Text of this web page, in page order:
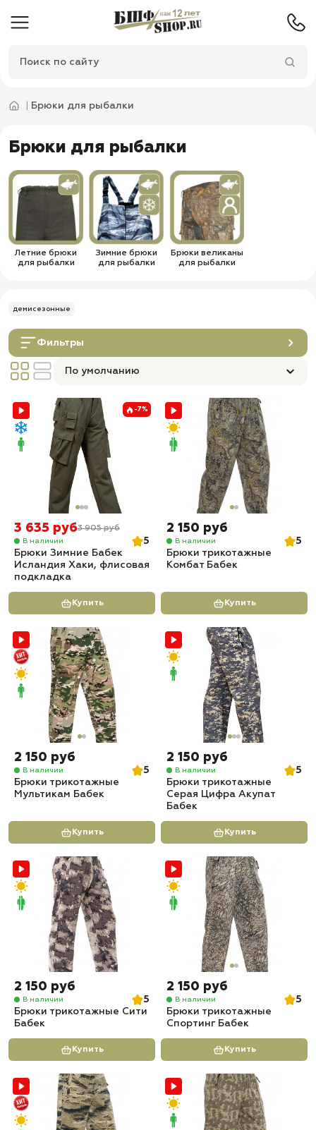
Брюки для рыбалки
Брюки для рыбалки
Летние брюки
для рыбалки
Зимние брюки
для рыбалки
Брюки великаны
для рыбалки
демисезонные
Фильтры
По умолчанию
-7%
3 635 руб3 905 руб
В наличии
5
Брюки Зимние Бабек
Исландия Хаки, флисовая
подкладка
Купить
2 150 руб
В наличии
5
Брюки трикотажные
Комбат Бабек
Купить
2 150 руб
В наличии
5
Брюки трикотажные
Мультикам Бабек
Купить
2 150 руб
В наличии
5
Брюки трикотажные
Серая Цифра Акупат
Бабек
Купить
2 150 руб
В наличии
5
Брюки трикотажные Сити
Бабек
Купить
2 150 руб
В наличии
5
Брюки трикотажные
Спортинг Бабек
Купить